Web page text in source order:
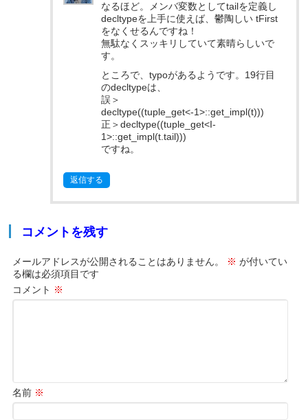
なるほど。メンバ変数としてtailを定義し
decltypeを上手に使えば、鬱陶しい tFirst
をなくせるんですね！
無駄なくスッキリしていて素晴らしいで
す。
ところで、typoがあるようです。19行目
のdecltypeは、
誤＞
decltype((tuple_get<-1>::get_impl(t)))
正＞decltype((tuple_get<I-
1>::get_impl(t.tail)))
ですね。
返信する
コメントを残す
メールアドレスが公開されることはありません。 ※ が付いてい
る欄は必須項目です
コメント ※
名前 ※